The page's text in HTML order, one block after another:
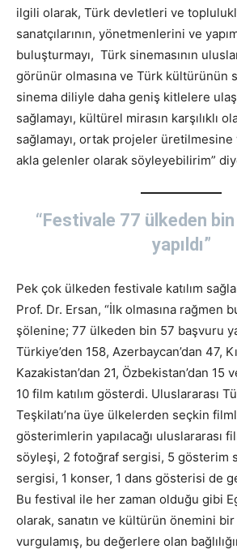
ilgili olarak, Türk devletleri ve
sanatçılarının, yönetmenlerini ve
buluşturmayı, Türk sinemasının
görünür olmasına ve Türk kültürünün
sinema diliyle daha geniş kitlelere
sağlamayı, kültürel mirasın karşılıklı
sağlamayı, ortak projeler üretilmesine
akla gelenler olarak söyleyebilirim”
“Festivale 77 ülkeden
yapıldı”
Pek çok ülkeden festivale katılım
Prof. Dr. Ersan, “İlk olmasına rağmen
şölenine; 77 ülkeden bin 57 başvuru
Türkiye’den 158, Azerbaycan’dan 47,
Kazakistan’dan 21, Özbekistan’dan 15
10 film katılım gösterdi. Uluslararası
Teşkilatı’na üye ülkelerden seçkin
gösterimlerin yapılacağı uluslararası
söyleşi, 2 fotoğraf sergisi, 5 gösterim
sergisi, 1 konser, 1 dans gösterisi de
Bu festival ile her zaman olduğu gibi
olarak, sanatın ve kültürün önemini
vurgulamış, bu değerlere olan